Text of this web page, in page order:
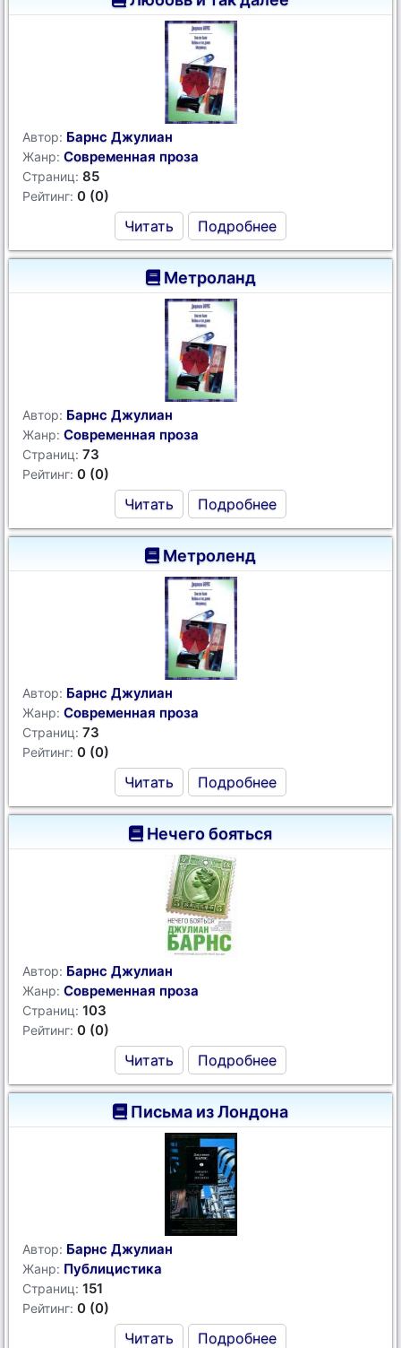
Автор: Барнс Джулиан
Жанр: Современная проза
Страниц: 85
Рейтинг: 0 (0)
Читать Подробнее
Метроланд
Автор: Барнс Джулиан
Жанр: Современная проза
Страниц: 73
Рейтинг: 0 (0)
Читать Подробнее
Метроленд
Автор: Барнс Джулиан
Жанр: Современная проза
Страниц: 73
Рейтинг: 0 (0)
Читать Подробнее
Нечего бояться
Автор: Барнс Джулиан
Жанр: Современная проза
Страниц: 103
Рейтинг: 0 (0)
Читать Подробнее
Письма из Лондона
Автор: Барнс Джулиан
Жанр: Публицистика
Страниц: 151
Рейтинг: 0 (0)
Читать Подробнее